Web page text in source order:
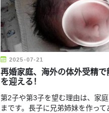
2025-07-21
再婚家庭、海外の体外受精で
を迎える！
第2子や第3子を望む理由は、家
まです。長子に兄弟姉妹を作っ